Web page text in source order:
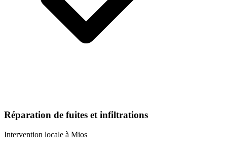
Réparation de fuites et infiltrations
Intervention locale à Mios